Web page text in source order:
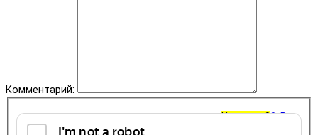
Корзина 00 ₽
Комментарий: